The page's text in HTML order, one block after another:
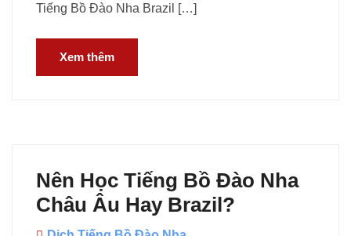
Tiếng Bồ Đào Nha Brazil […]
Xem thêm
Nên Học Tiếng Bồ Đào Nha
Châu Âu Hay Brazil?